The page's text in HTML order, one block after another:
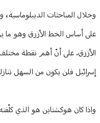
إسرائيل فلن يكون من السهل
واذا كان هوكشتاين هو الذي